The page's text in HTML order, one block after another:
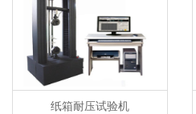
纸箱耐压试验机